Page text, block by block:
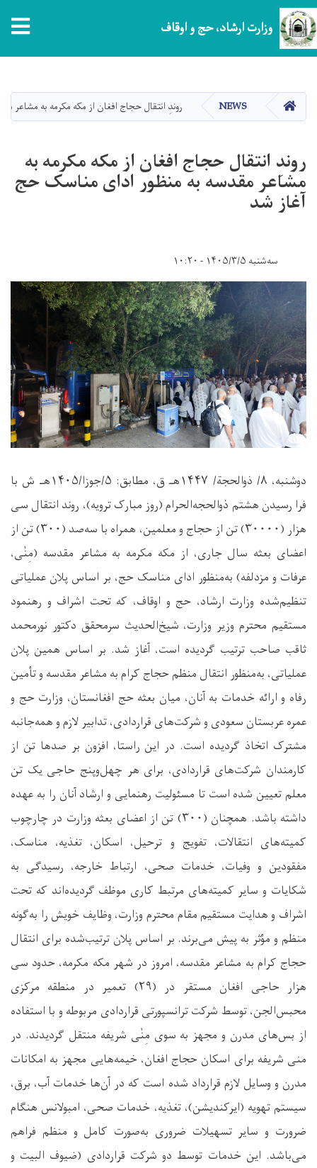
main
content
وزارت ارشاد، حج و اوقاف
HOME
NEWS روندِ انتقال حجاج افغان از مکه مکرمه به
روندِ انتقال حجاج افغان از مکه مکرمه به
مشاعر مقدسه به ‌منظور ادای مناسک حج
آغاز شد
سه‌شنبه ۱۴۰۵/۳/۵ - ۱۰:۲۰
دوشنبه، ۸/ ذوالحجة/ ۱۴۴۷هـ ق، مطابق: ۵/جوزا/۱۴۰۵هـ ش با
فرا رسیدن هشتم ذوالحجه‌الحرام (روز مبارک ترویه)، روند انتقال سی
هزار (۳۰۰۰۰) تن از حجاج و معلمین، همراه با سه‌صد (۳۰۰) تن از
اعضای بعثه سال جاری، از مکه مکرمه به مشاعر مقدسه (مِنٰی،
عرفات و مزدلفه) به‌منظور ادای مناسک حج، بر اساس پلان عملیاتی
تنظیم‌شده وزارت ارشاد، حج و اوقاف، که تحت اشراف و رهنمود
مستقیم محترم وزیر وزارت، شیخ‌الحدیث سرمحقق دکتور نورمحمد
ثاقب صاحب ترتیب گردیده است، آغاز شد. بر اساس همین پلان
عملیاتی، به‌منظور انتقال منظم حجاج کرام به مشاعر مقدسه و تأمین
رفاه و ارائه خدمات به آنان، میان بعثه حج افغانستان، وزارت حج و
عمره عربستان سعودی و شرکت‌های قراردادی، تدابیر لازم و همه‌جانبه
مشترک اتخاذ گردیده است. در این راستا، افزون بر صدها تن از
کارمندان شرکت‌های قراردادی، برای هر چهل‌وپنج حاجی یک تن
معلم تعیین شده است تا مسئولیت رهنمایی و ارشاد آنان را به عهده
داشته باشد. همچنان (۳۰۰) تن از اعضای بعثه وزارت در چارچوب
کمیته‌های انتقالات، تفویج و ترحیل، اسکان، تغذیه، مناسک،
مفقودین و وفیات، خدمات صحی، ارتباط خارجه، رسیدگی به
شکایات و سایر کمیته‌های مرتبط کاری موظف گردیده‌اند که تحت
اشراف و هدایت مستقیم مقام محترم وزارت، وظایف خویش را به‌گونه
منظم و مؤثر به پیش می‌برند. بر اساس پلان ترتیب‌شده برای انتقال
حجاج کرام به مشاعر مقدسه، امروز در شهر مکه مکرمه، حدود سی
هزار حاجی افغان مستقر در (۲۹) تعمیر در منطقه مرکزی
محبس‌الجن، توسط شرکت ترانسپورتی قراردادی مربوطه و با استفاده
از بس‌های مدرن و مجهز به سوی مِنٰی شریفه منتقل گردیدند. در
منی شریفه برای اسکان حجاج افغان، خیمه‌هایی مجهز به امکانات
مدرن و وسایل لازم قرارداد شده است که در آن‌ها خدمات آب، برق،
سیستم تهویه (ایرکندیشن)، تغذیه، خدمات صحی، امبولانس هنګام
ضرورت و سایر تسهیلات ضروری به‌صورت کامل و منظم فراهم
می‌باشد. این خدمات توسط دو شرکت قراردادی (ضیوف البیت و